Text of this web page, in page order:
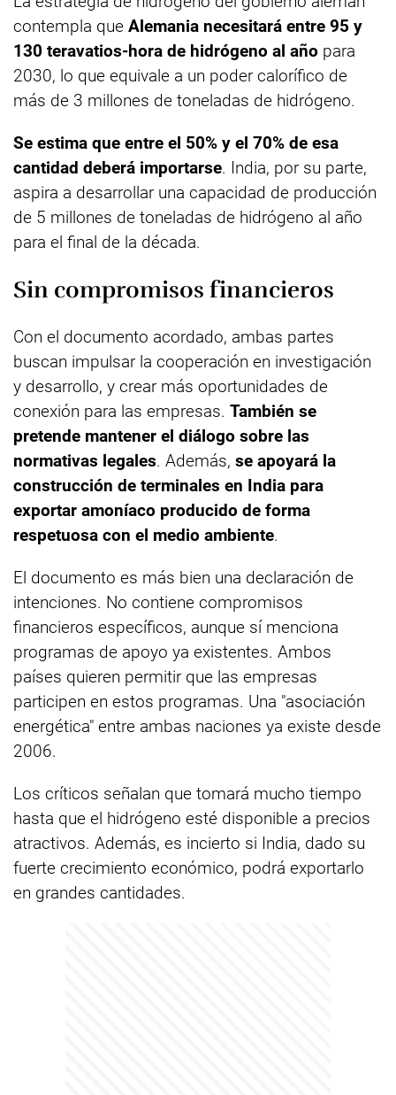
contempla que Alemania necesitará entre 95 y
130 teravatios-hora de hidrógeno al año para
2030, lo que equivale a un poder calorífico de
más de 3 millones de toneladas de hidrógeno.
Se estima que entre el 50% y el 70% de esa
cantidad deberá importarse. India, por su parte,
aspira a desarrollar una capacidad de producción
de 5 millones de toneladas de hidrógeno al año
para el final de la década.
Sin compromisos financieros
Con el documento acordado, ambas partes
buscan impulsar la cooperación en investigación
y desarrollo, y crear más oportunidades de
conexión para las empresas. También se
pretende mantener el diálogo sobre las
normativas legales. Además, se apoyará la
construcción de terminales en India para
exportar amoníaco producido de forma
respetuosa con el medio ambiente.
El documento es más bien una declaración de
intenciones. No contiene compromisos
financieros específicos, aunque sí menciona
programas de apoyo ya existentes. Ambos
países quieren permitir que las empresas
participen en estos programas. Una "asociación
energética" entre ambas naciones ya existe desde
2006.
Los críticos señalan que tomará mucho tiempo
hasta que el hidrógeno esté disponible a precios
atractivos. Además, es incierto si India, dado su
fuerte crecimiento económico, podrá exportarlo
en grandes cantidades.